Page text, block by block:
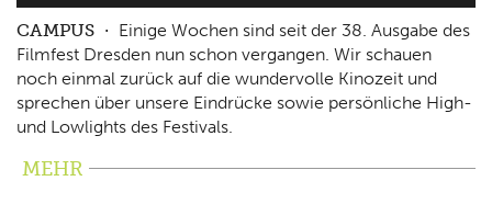
CAMPUS
Einige Wochen sind seit der 38. Ausgabe des
Filmfest Dresden nun schon vergangen. Wir schauen
noch einmal zurück auf die wundervolle Kinozeit und
sprechen über unsere Eindrücke sowie persönliche High-
und Lowlights des Festivals.
MEHR